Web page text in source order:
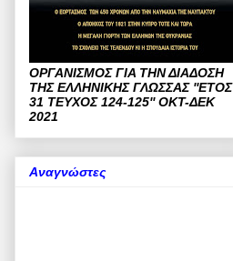
ΟΡΓΑΝΙΣΜΟΣ ΓΙΑ ΤΗΝ ΔΙΑΔΟΣΗ
ΤΗΣ ΕΛΛΗΝΙΚΗΣ ΓΛΩΣΣΑΣ ''ΕΤΟΣ
31 ΤΕΥΧΟΣ 124-125'' ΟΚΤ-ΔΕΚ
2021
Αναγνώστες